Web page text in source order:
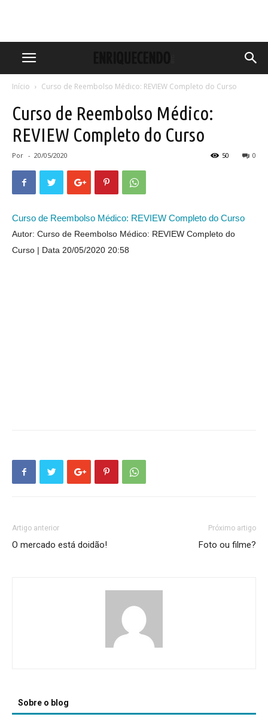
Início Curso de Reembolso Médico: REVIEW Completo do Curso
Curso de Reembolso Médico:
REVIEW Completo do Curso
Por - 20/05/2020 0
50
Curso de Reembolso Médico: REVIEW Completo do Curso
Autor: Curso de Reembolso Médico: REVIEW Completo do
Curso
Data 20/05/2020 20:58
Artigo anterior
O mercado está doidão!
Próximo artigo
Foto ou filme?
Sobre o blog